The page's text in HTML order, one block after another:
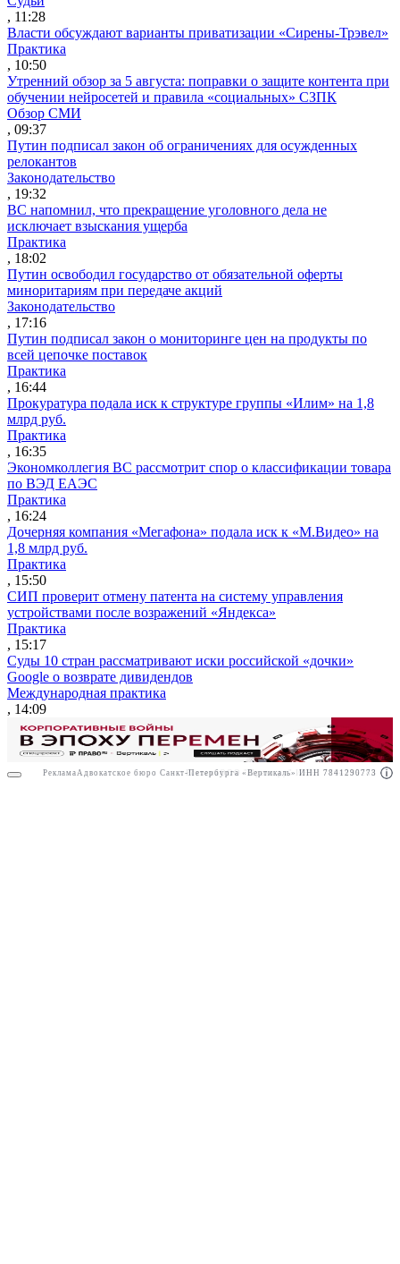
РекламаООО "Право.ру" ИНН: 7704835288
, 11:28
Власти обсуждают варианты приватизации «Сирены-Трэвел»
Практика
, 10:50
Утренний обзор за 5 августа: поправки о защите контента при
обучении нейросетей и правила «социальных» СЗПК
Обзор СМИ
, 09:37
Путин подписал закон об ограничениях для осужденных
релокантов
Законодательство
, 19:32
ВС напомнил, что прекращение уголовного дела не
исключает взыскания ущерба
Практика
, 18:02
Путин освободил государство от обязательной оферты
миноритариям при передаче акций
Законодательство
, 17:16
Путин подписал закон о мониторинге цен на продукты по
всей цепочке поставок
Практика
, 16:44
Прокуратура подала иск к структуре группы «Илим» на 1,8
млрд руб.
Практика
, 16:35
Экономколлегия ВС рассмотрит спор о классификации товара
по ВЭД ЕАЭС
Практика
, 16:24
Дочерняя компания «Мегафона» подала иск к «М.Видео» на
1,8 млрд руб.
Практика
, 15:50
СИП проверит отмену патента на систему управления
устройствами после возражений «Яндекса»
Практика
, 15:17
Суды 10 стран рассматривают иски российской «дочки»
Google о возврате дивидендов
Международная практика
, 14:09
Реклама Адвокатское бюро Санкт-Петербурга «Вертикаль» ИНН 7841290773